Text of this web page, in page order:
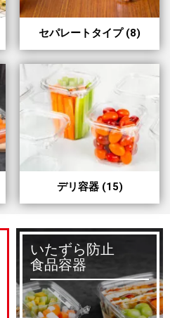
セパレートタイプ (8)
デリ容器 (15)
いたずら防止
食品容器